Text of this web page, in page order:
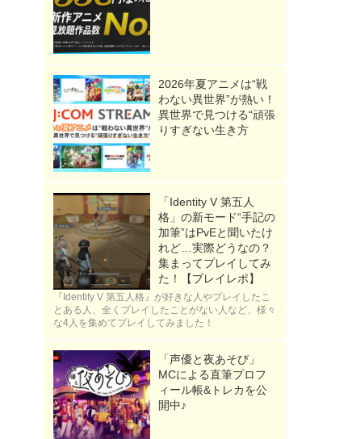
2026年夏アニメは“戦
わない異世界”が熱い！
異世界で見つける“頑張
りすぎない生き方
「Identity V 第五人
格」の新モード“手記の
加筆”はPvEと聞いたけ
れど…実際どうなの？
集まってプレイしてみ
た！【プレイレポ】
『Identity V 第五人格』が好きな人やプレイしたこ
とある人、全くプレイしたことがない人など、様々
な4人を集めてプレイしてみました！
「声優と夜あそび」
MCによる直筆プロフ
ィール帳&トレカを公
開中♪